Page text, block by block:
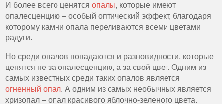
И более всего ценятсяопалы, которые имеют
опалесценцию – особый оптический эффект, благодаря
которому камни опала переливаются всеми цветами
радуги.
Но среди опалов попадаются и разновидности, которые
ценятся не за опалесценцию, а за свой цвет. Одним из
самых известных среди таких опалов является
огненный опал. А одним из самых необычных является
хризопал – опал красивого яблочно-зеленого цвета.